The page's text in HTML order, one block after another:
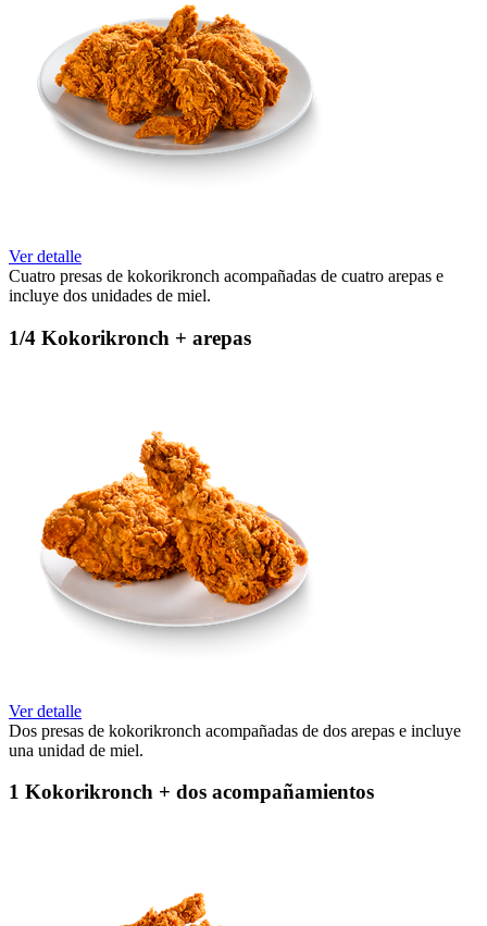
Ver detalle
Cuatro presas de kokorikronch acompañadas de cuatro arepas e
incluye dos unidades de miel.
1/4 Kokorikronch + arepas
Ver detalle
Dos presas de kokorikronch acompañadas de dos arepas e incluye
una unidad de miel.
1 Kokorikronch + dos acompañamientos